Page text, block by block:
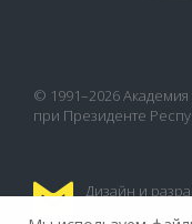
© 1991–2026
при Президенте
Дизайн и